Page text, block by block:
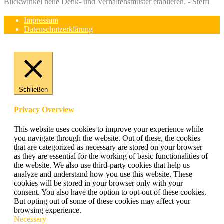
Blickwinkel neue Denk- und Verhaltensmuster etablieren. - Steffi
Impressum
Datenschutzerklärung
Schließen
Privacy Overview
This website uses cookies to improve your experience while
you navigate through the website. Out of these, the cookies
that are categorized as necessary are stored on your browser
as they are essential for the working of basic functionalities of
the website. We also use third-party cookies that help us
analyze and understand how you use this website. These
cookies will be stored in your browser only with your
consent. You also have the option to opt-out of these cookies.
But opting out of some of these cookies may affect your
browsing experience.
Necessary